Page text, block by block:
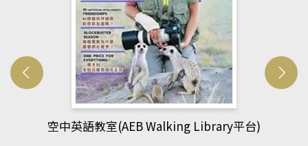
網管人(kono平台)